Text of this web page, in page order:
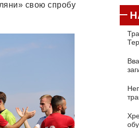
свою спробу